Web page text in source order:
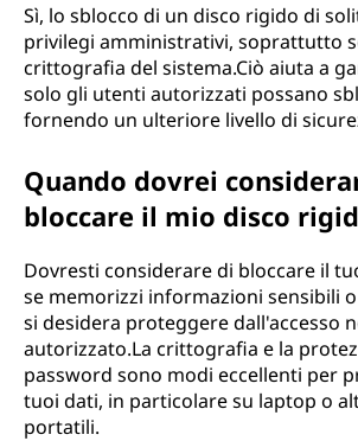
Sì, lo sblocco di un disco rigido di
privilegi amministrativi, soprattutto
crittografia del sistema.Ciò aiuta a
solo gli utenti autorizzati possano
fornendo un ulteriore livello di
Quando dovrei
bloccare il mio disco
Dovresti considerare di bloccare il
se memorizzi informazioni sensibili
si desidera proteggere dall'accesso
autorizzato.La crittografia e la
password sono modi eccellenti per
tuoi dati, in particolare su laptop o
portatili.